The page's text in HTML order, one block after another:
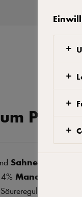
Sahne
Mandeln